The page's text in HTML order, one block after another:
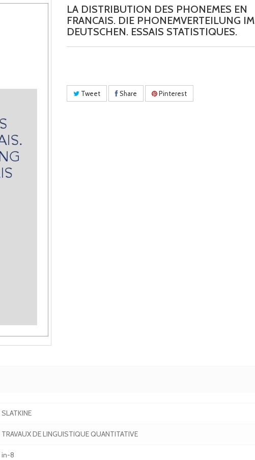
LA DISTRIBUTION DES PHONEMES EN
FRANCAIS. DIE PHONEMVERTEILUNG IM
DEUTSCHEN. ESSAIS STATISTIQUES.
Tweet Share Pinterest
SLATKINE
TRAVAUX DE LINGUISTIQUE QUANTITATIVE
in-8